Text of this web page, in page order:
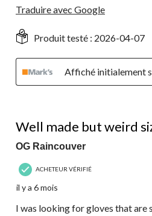
Traduire avec Google
Produit testé : 2026-04-07
Affiché initialement
Well made but weird
OG Raincouver
ACHETEUR VÉRIFIÉ
il y a 6 mois
I was looking for gloves that